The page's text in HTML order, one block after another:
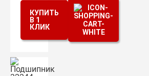
КУПИТЬ
В 1
КЛИК